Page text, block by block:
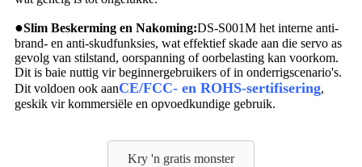
●Slim Beskerming en Nakoming:DS-S001M het interne anti-
brand- en anti-skudfunksies, wat effektief skade aan die servo as
gevolg van stilstand, oorspanning of oorbelasting kan voorkom.
Dit is baie nuttig vir beginnergebruikers of in onderrigscenario's.
Dit voldoen ook aanCE/FCC- en ROHS-sertifisering,
geskik vir kommersiële en opvoedkundige gebruik.
Kry 'n gratis monster